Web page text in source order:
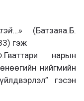
(Батзаяа.Б.
гэж
нарын
нийгмийн
гэсэн